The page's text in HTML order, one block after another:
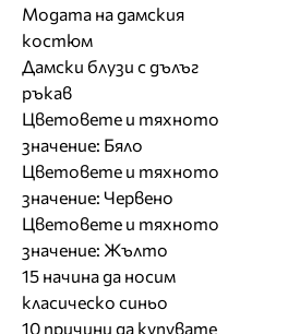
Модата на дамския
костюм
Дамски блузи с дълъг
ръкав
Цветовете и тяхното
значение: Бяло
Цветовете и тяхното
значение: Червено
Цветовете и тяхното
значение: Жълто
15 начина да носим
класическо синьо
10 причини да купувате